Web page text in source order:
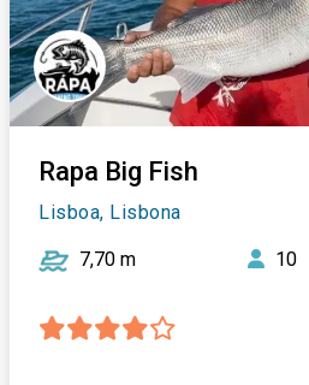
Rapa Big Fish
Lisboa, Lisbona
7,70 m 10